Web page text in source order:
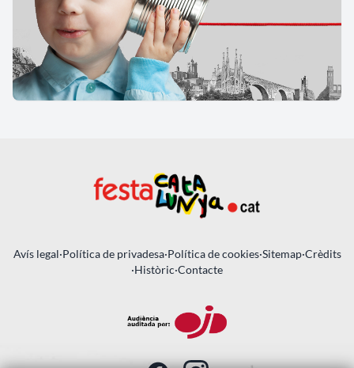
Avís legal·Política de privadesa·Política de cookies·Sitemap·Crèdits
·Històric·Contacte